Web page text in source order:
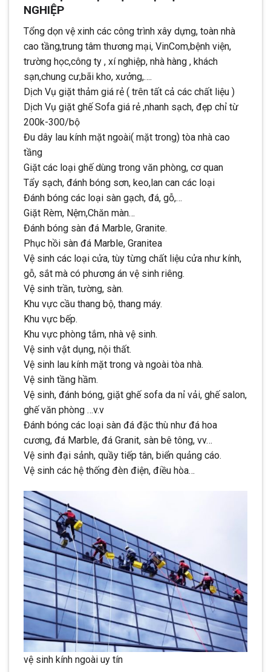
NGHIỆP
Tổng dọn vệ xinh các công trình xây dựng, toàn nhà
cao tầng,trung tâm thương mại, VinCom,bệnh viện,
trường học,công ty , xí nghiệp, nhà hàng , khách
sạn,chung cư,bãi kho, xưởng,….
Dịch Vụ giặt thảm giá rẻ ( trên tất cả các chất liệu )
Dịch Vụ giặt ghế Sofa giá rẻ ,nhanh sạch, đẹp chỉ từ
200k-300/bộ
Đu dây lau kính mặt ngoài( mặt trong) tòa nhà cao
tầng
Giặt các loại ghế dùng trong văn phòng, cơ quan
Tẩy sạch, đánh bóng sơn, keo,lan can các loại
Đánh bóng các loại sàn gạch, đá, gỗ,…
Giặt Rèm, Nệm,Chăn màn…
Đánh bóng sàn đá Marble, Granite.
Phục hồi sàn đá Marble, Granitea
Vệ sinh các loại cửa, tùy từng chất liệu cửa như kính,
gỗ, sắt mà có phương án vệ sinh riêng.
Vệ sinh trần, tường, sàn.
Khu vực cầu thang bộ, thang máy.
Khu vực bếp.
Khu vực phòng tắm, nhà vệ sinh.
Vệ sinh vật dụng, nội thất.
Vệ sinh lau kính mặt trong và ngoài tòa nhà.
Vệ sinh tầng hầm.
Vệ sinh, đánh bóng, giặt ghế sofa da nỉ vải, ghế salon,
ghế văn phòng …v.v
Đánh bóng các loại sàn đá đặc thù như đá hoa
cương, đá Marble, đá Granit, sàn bê tông, vv…
Vệ sinh đại sảnh, quầy tiếp tân, biển quảng cáo.
Vệ sinh các hệ thống đèn điện, điều hòa…
vệ sinh kính ngoài uy tín